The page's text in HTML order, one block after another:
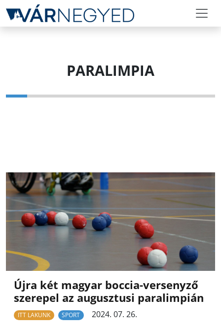
PARALIMPIA
Újra két magyar boccia-versenyző
szerepel az augusztusi paralimpián
ITT LAKUNK SPORT
2024. 07. 26.